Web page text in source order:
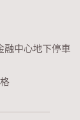
融中心地下停車